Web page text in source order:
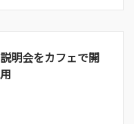
明会をカフェで開